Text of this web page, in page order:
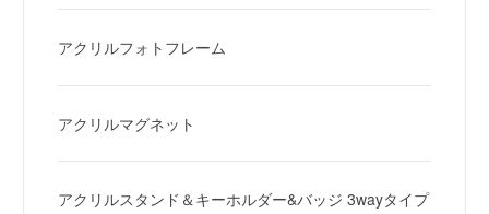
アクリルフォトフレーム
アクリルマグネット
アクリルスタンド＆キーホルダー&バッジ 3wayタイプ